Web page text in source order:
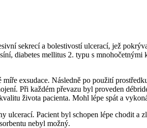
sekrecí a bolestivostí ulcerací, jež
diabetes mellitus 2. typu s
exsudace. Následně po použití
Při každém převazu byl proveden
života pacienta. Mohl lépe spát a
Pacient byl schopen lépe chodit a
nebyl možný.